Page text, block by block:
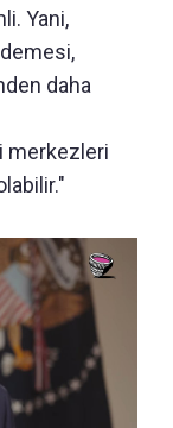
Yani,
daha
merkezleri